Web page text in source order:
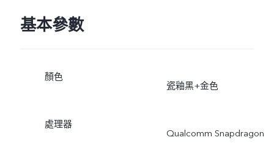
基本參數
顏色
瓷釉黑+金色
處理器
Qualcomm Snapdragon